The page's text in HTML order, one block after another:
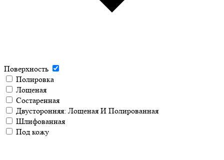
Поверхность
Полировка
Лощеная
Состаренная
Двусторонняя: Лощеная И Полированная
Шлифованная
Под кожу